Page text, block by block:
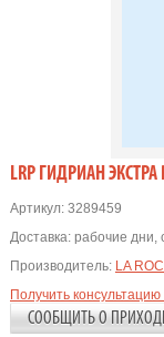
LRP ГИДРИАН
Артикул:3289459
Доставка: рабочие дни,
Производитель: LA
Получить
СООБЩИТЬ О